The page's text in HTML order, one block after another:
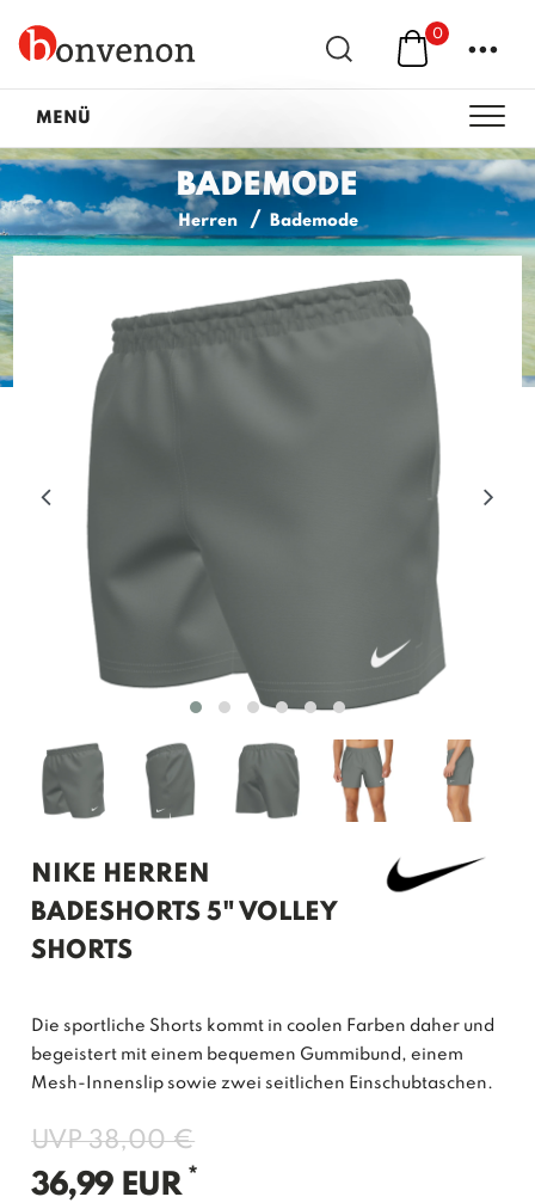
0 ...
MENÜ
BADEMODE
Herren Bademode
NIKE HERREN
BADESHORTS 5" VOLLEY
SHORTS
Die sportliche Shorts kommt in coolen Farben daher und
begeistert mit einem bequemen Gummibund, einem
Mesh-Innenslip sowie zwei seitlichen Einschubtaschen.
UVP 38,00 €
36,99 EUR *